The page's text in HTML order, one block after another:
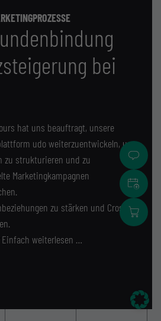
bei
hat uns beauftragt, unsere
udo weiterzuentwickeln, um
zu strukturieren und zu
Marketingkampagnen
zu stärken und Cross-
weiterlesen …